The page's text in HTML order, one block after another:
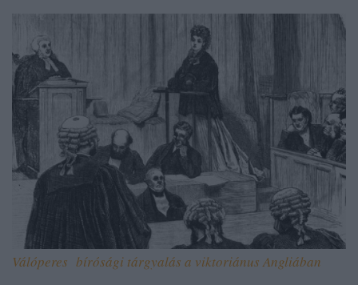
Válóperes bírósági tárgyalás a viktoriánus Angliában